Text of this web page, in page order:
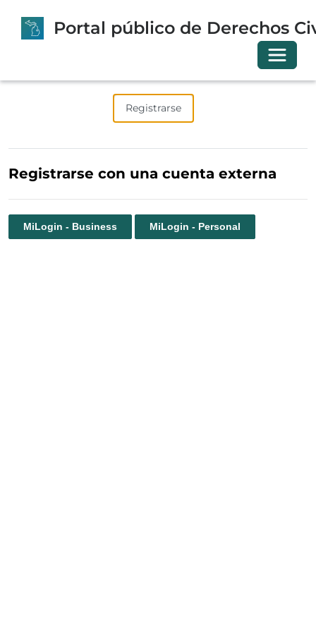
Portal público de Derechos
Registrarse
Registrarse con una cuenta externa
MiLogin - Business MiLogin - Personal